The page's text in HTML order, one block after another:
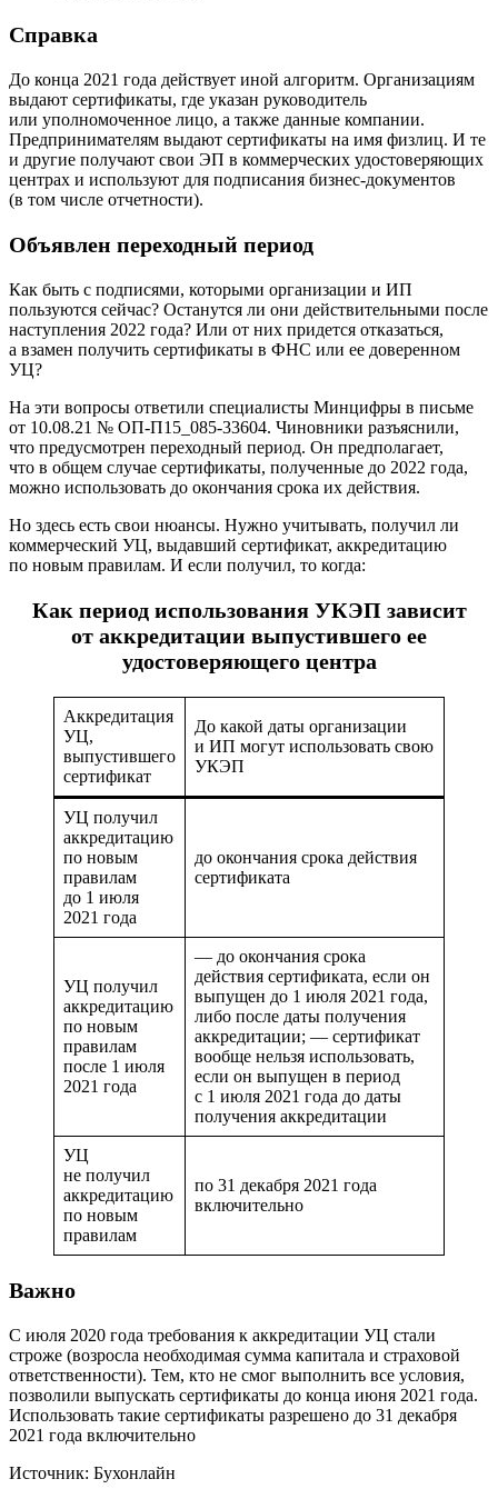
Справка
До конца 2021 года действует иной алгоритм. Организациям
выдают сертификаты, где указан руководитель
или уполномоченное лицо, а также данные компании.
Предпринимателям выдают сертификаты на имя физлиц. И те
и другие получают свои ЭП в коммерческих удостоверяющих
центрах и используют для подписания бизнес-документов
(в том числе отчетности).
Объявлен переходный период
Как быть с подписями, которыми организации и ИП
пользуются сейчас? Останутся ли они действительными после
наступления 2022 года? Или от них придется отказаться,
а взамен получить сертификаты в ФНС или ее доверенном
УЦ?
На эти вопросы ответили специалисты Минцифры в письме
от 10.08.21 № ОП-П15_085-33604. Чиновники разъяснили,
что предусмотрен переходный период. Он предполагает,
что в общем случае сертификаты, полученные до 2022 года,
можно использовать до окончания срока их действия.
Но здесь есть свои нюансы. Нужно учитывать, получил ли
коммерческий УЦ, выдавший сертификат, аккредитацию
по новым правилам. И если получил, то когда:
Как период использования УКЭП зависит
от аккредитации выпустившего ее
удостоверяющего центра
Аккредитация
УЦ,
выпустившего
сертификат
До какой даты организации
и ИП могут использовать свою
УКЭП
УЦ получил
аккредитацию
по новым
правилам
до 1 июля
2021 года
до окончания срока действия
сертификата
УЦ получил
аккредитацию
по новым
правилам
после 1 июля
2021 года
— до окончания срока
действия сертификата, если он
выпущен до 1 июля 2021 года,
либо после даты получения
аккредитации; — сертификат
вообще нельзя использовать,
если он выпущен в период
с 1 июля 2021 года до даты
получения аккредитации
УЦ
не получил
аккредитацию
по новым
правилам
по 31 декабря 2021 года
включительно
Важно
С июля 2020 года требования к аккредитации УЦ стали
строже (возросла необходимая сумма капитала и страховой
ответственности). Тем, кто не смог выполнить все условия,
позволили выпускать сертификаты до конца июня 2021 года.
Использовать такие сертификаты разрешено до 31 декабря
2021 года включительно
Источник: Бухонлайн